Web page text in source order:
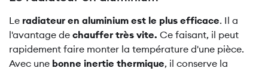
Le radiateur en aluminium est le plus efficace. Il a
l'avantage de chauffer très vite. Ce faisant, il peut
rapidement faire monter la température d'une pièce.
Avec une bonne inertie thermique, il conserve la